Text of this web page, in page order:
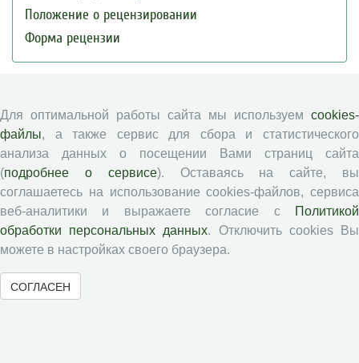
Положение о рецензировании
Форма рецензии
Экономические и социальные перемены
Проблемы развития территории
Вопросы территориального развития
Социальное пространство
Юный экономист
АгроЗооТехника
Для оптимальной работы сайта мы используем cookies-
файлы, а также сервис для сбора и статистического
анализа данных о посещении Вами страниц сайта
(подробнее о сервисе). Оставаясь на сайте, вы
соглашаетесь на использование cookies-файлов, сервиса
веб-аналитики и выражаете согласие с
Политикой
обработки персональных данных. Отключить cookies Вы
можете в настройках своего браузера.
СОГЛАСЕН